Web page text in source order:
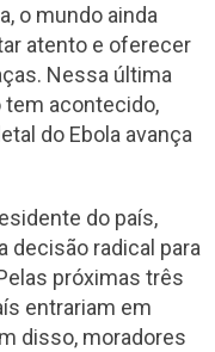
o mundo ainda
atento e oferecer
Nessa última
tem acontecido,
do Ebola avança
do país,
decisão radical para
próximas três
entrariam em
disso, moradores